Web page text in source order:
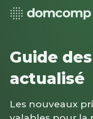
Guide
actualisé
Les nouveaux